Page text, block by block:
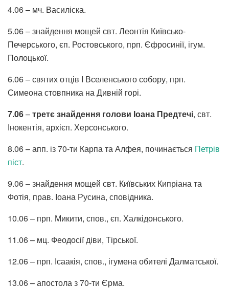
4.06 – мч. Василіска.
5.06 – знайдення мощей свт. Леонтія Київсько-
Печерського, єп. Ростовського, прп. Єфросинії, ігум.
Полоцької.
6.06 – святих отців I Вселенського собору, прп.
Симеона стовпника на Дивній горі.
7.06–третє знайдення голови Іоана Предтечі, свт.
Інокентія, архієп. Херсонського.
8.06 – апп. із 70-ти Карпа та Алфея, починається Петрів
піст.
9.06 – знайдення мощей свт. Київських Кипріана та
Фотія, прав. Іоана Русина, сповідника.
10.06 – прп. Микити, спов., єп. Халкідонського.
11.06 – мц. Феодосії діви, Тірської.
12.06 – прп. Ісаакія, спов., ігумена обителі Далматської.
13.06 – апостола з 70-ти Єрма.